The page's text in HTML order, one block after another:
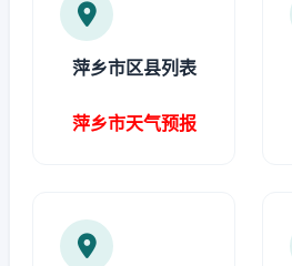
萍乡市区县列表
萍乡市天气预报